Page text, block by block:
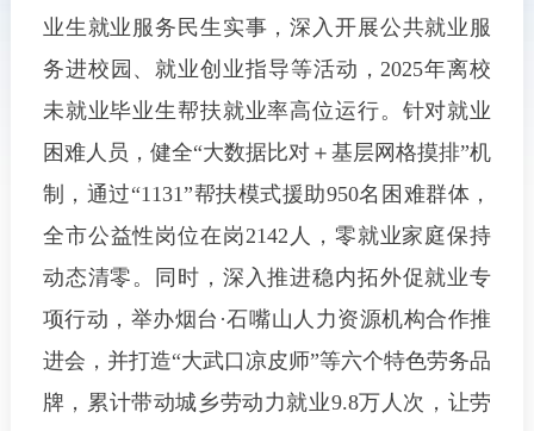
业生就业服务民生实事，深入开展公共就业服
务进校园、就业创业指导等活动，2025年离校
未就业毕业生帮扶就业率高位运行。针对就业
困难人员，健全“大数据比对＋基层网格摸排”机
制，通过“1131”帮扶模式援助950名困难群体，
全市公益性岗位在岗2142人，零就业家庭保持
动态清零。同时，深入推进稳内拓外促就业专
项行动，举办烟台·石嘴山人力资源机构合作推
进会，并打造“大武口凉皮师”等六个特色劳务品
牌，累计带动城乡劳动力就业9.8万人次，让劳